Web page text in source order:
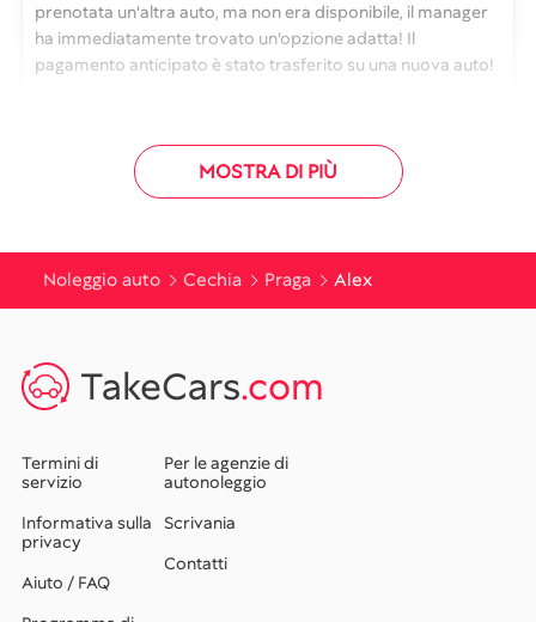
prenotata un'altra auto, ma non era disponibile, il manager
ha immediatamente trovato un'opzione adatta! Il
pagamento anticipato è stato trasferito su una nuova auto!
MOSTRA DI PIÙ
Noleggio auto Cechia Praga Alex
TakeCars.com
Termini di
servizio
Informativa sulla
privacy
Aiuto / FAQ
Per le agenzie di
autonoleggio
Scrivania
Contatti